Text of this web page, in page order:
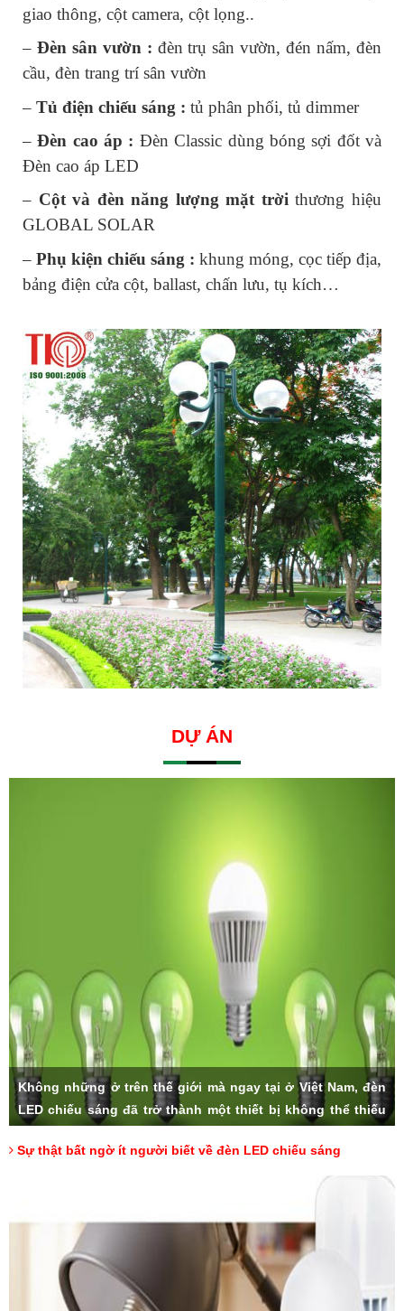
giao thông, cột camera, cột lọng..
– Đèn sân vườn : đèn trụ sân vườn, đén nấm, đèn
cầu, đèn trang trí sân vườn
– Tủ điện chiếu sáng : tủ phân phối, tủ dimmer
– Đèn cao áp : Đèn Classic dùng bóng sợi đốt và
Đèn cao áp LED
– Cột và đèn năng lượng mặt trời thương hiệu
GLOBAL SOLAR
– Phụ kiện chiếu sáng : khung móng, cọc tiếp địa,
bảng điện cửa cột, ballast, chấn lưu, tụ kích…
DỰ ÁN
Không những ở trên thế giới mà ngay tại ở Việt Nam, đèn
LED chiếu sáng đã trở thành một thiết bị không thể thiếu
độ ưa chuộng của người tiêu dùng, sản phẩm đèn LED
nhanh chóng trở thành lựa chọn hàng đầu khi chúng ta có
đã thực sự hiểu về đèn LED cùng những thông số đặc biệt
Sự thật bất ngờ ít người biết về đèn LED chiếu sáng